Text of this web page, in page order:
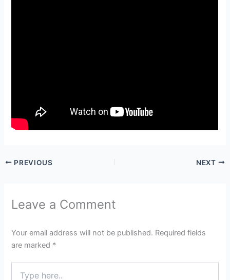
PREVIOUS NEXT
Leave a Comment
Your email address will not be published. Required fields
are marked *
here..